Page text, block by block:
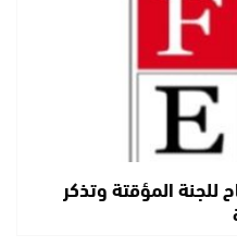
للجنة المؤقتة وتذكر